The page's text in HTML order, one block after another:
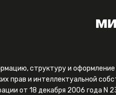
структуру и
прав и интеллектуальной
от 18 декабря 2006 года N